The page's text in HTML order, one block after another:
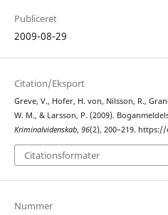
Publiceret
2009-08-29
Citation/Eksport
Greve, V., Hofer, H. von, Nilsson, R.,
W. M., & Larsson, P. (2009).
Kriminalvidenskab, 96(2), 200–219.
Citationsformater
Nummer